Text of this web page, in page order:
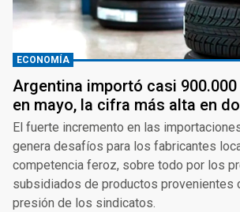
ECONOMÍA
Argentina importó casi
en mayo, la cifra más alta en
El fuerte incremento en las
genera desafíos para los fabricantes
competencia feroz, sobre todo por los
subsidiados de productos provenientes
presión de los sindicatos.